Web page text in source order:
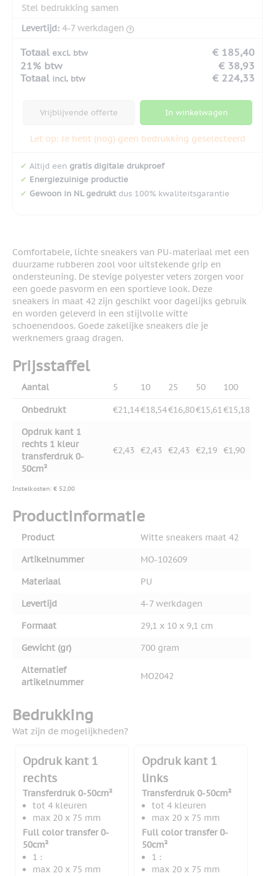
Stel bedrukking samen
Levertijd: 4-7 werkdagen
Totaal excl. btw
€ 185,40
21% btw
€ 38,93
Totaal incl. btw € 224,33
Vrijblijvende offerte In winkelwagen
Let op: Je hebt (nog) geen bedrukking geselecteerd
✔ Altijd een gratis digitale drukproef
✔ Energiezuinige productie
✔ Gewoon in NL gedruktdus 100% kwaliteitsgarantie
Comfortabele, lichte sneakers van PU-materiaal met een
duurzame rubberen zool voor uitstekende grip en
ondersteuning. De stevige polyester veters zorgen voor
een goede pasvorm en een sportieve look. Deze
sneakers in maat 42 zijn geschikt voor dagelijks gebruik
en worden geleverd in een stijlvolle witte
schoenendoos. Goede zakelijke sneakers die je
werknemers graag dragen.
Prijsstaffel
Aantal 5 10 25 50 100
Onbedrukt €21,14€18,54€16,80€15,61€15,18
Opdruk kant 1
rechts 1 kleur
transferdruk 0-
50cm²
€2,43 €2,43 €2,43 €2,19 €1,90
Instelkosten: € 52,00
Productinformatie
Product
Witte sneakers maat 42
Artikelnummer
MO-102609
Materiaal
PU
Levertijd
4-7 werkdagen
Formaat
29,1 x 10 x 9,1 cm
Gewicht (gr)
700 gram
Alternatief
artikelnummer
MO2042
Bedrukking
Wat zijn de mogelijkheden?
Opdruk kant 1
rechts
Transferdruk 0-50cm²
tot 4 kleuren
max 20 x 75 mm
Full color transfer 0-
50cm²
1 :
max 20 x 75 mm
Opdruk kant 1
links
Transferdruk 0-50cm²
tot 4 kleuren
max 20 x 75 mm
Full color transfer 0-
50cm²
1 :
max 20 x 75 mm